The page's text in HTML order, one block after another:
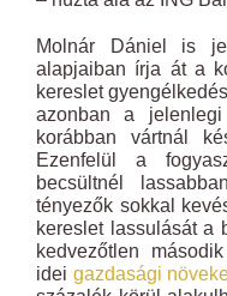
Molnár Dániel is
alapjaiban írja át a
kereslet
azonban a
korábban vártnál
Ezenfelül a
becsültnél
tényezők sokkal
kereslet lassulását a
kedvezőtlen
idei gazdasági